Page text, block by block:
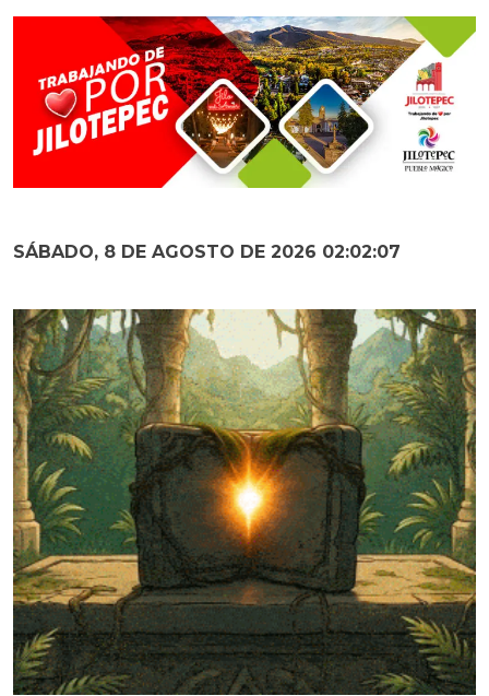
SÁBADO, 8 DE AGOSTO DE 2026 02:02:09